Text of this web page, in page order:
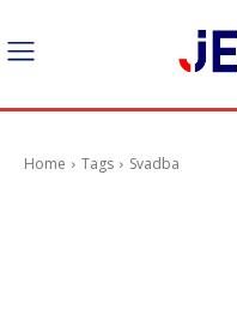
Home Tags Svadba